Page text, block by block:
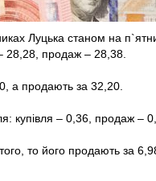
Луцька станом на
28,28, продаж – 28,38.
а продають за 32,20.
купівля – 0,36, продаж –
то його продають за